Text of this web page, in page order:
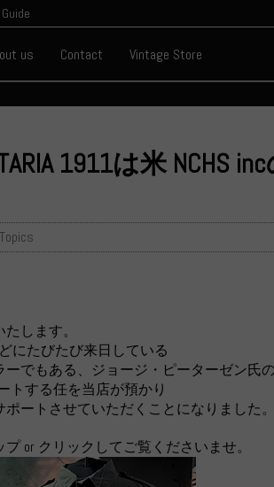
us Contact Vintage Store
1911は米
します。
にたびたび来日している
でもある、ジョージ・ピーターゼン氏
トする任を当店が預かり
ートさせていただくことになりました
or クリックしてご覧くださいませ。